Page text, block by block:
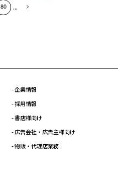
80 ...
- 企業情報
- 採用情報
- 書店様向け
- 広告会社・広告主様向け
- 物販・代理店業務